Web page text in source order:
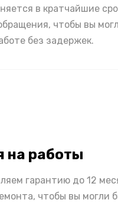
в кратчайшие
чтобы вы
без задержек.
на работы
гарантию до 12
чтобы вы могли